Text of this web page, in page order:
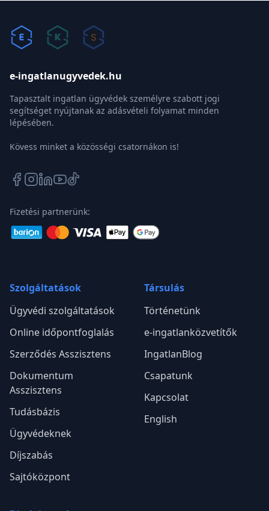
az eladási szándékról, és kérje az illetékkiszabás
felfüggesztését.
Hogyan kell igazolni a lakás eladást a
vétel szabályai?
Mi történik, ha mégsem adják el időben a
e-ingatlanugyvedek.hu
Tapasztalt ingatlan ügyvédek személyre szabott jogi
segítséget nyújtanak az adásvételi folyamat minden
lépésében.
Kövess minket a közösségi csatornákon is!